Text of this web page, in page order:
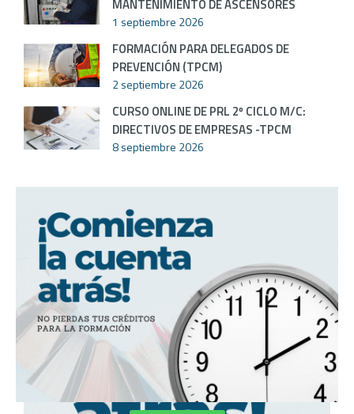
MANTENIMIENTO DE ASCENSORES
1 septiembre 2026
FORMACIÓN PARA DELEGADOS DE
PREVENCIÓN (TPCM)
2 septiembre 2026
CURSO ONLINE DE PRL 2º CICLO M/C:
DIRECTIVOS DE EMPRESAS -TPCM
8 septiembre 2026